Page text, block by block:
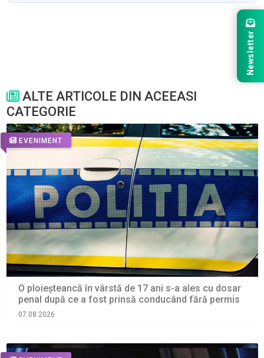
ALTE ARTICOLE DIN ACEEASI
CATEGORIE
EVENIMENT
O ploieșteancă în vârstă de 17 ani s-a ales cu dosar
penal după ce a fost prinsă conducând fără permis
07.08.2026
Newsletter